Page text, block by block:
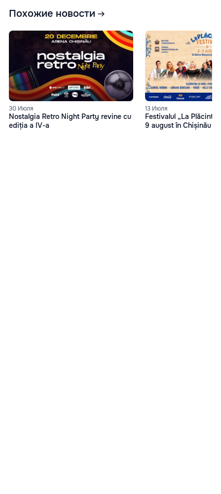
Похожие новости
30 Июля
Nostalgia Retro Night Party revine cu
ediția a IV-a
13 Июля
Festivalul „La
9 august în Chișinău